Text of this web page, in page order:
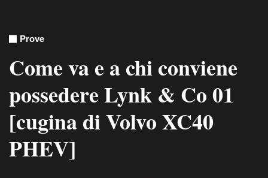
Prove
Come va e a chi conviene
possedere Lynk & Co 01
[cugina di Volvo XC40
PHEV]